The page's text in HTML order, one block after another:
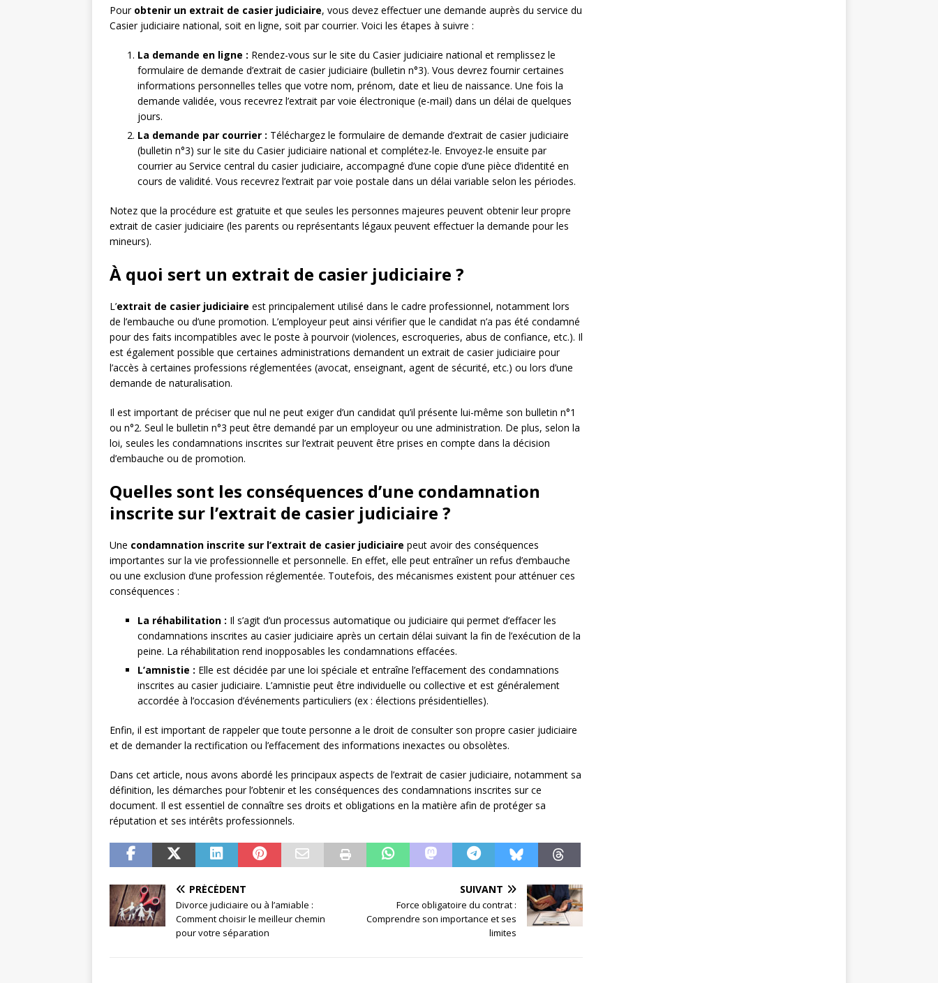
Pour obtenir un extrait de casier judiciaire, vous devez effectuer une demande auprès du service du
Casier judiciaire national, soit en ligne, soit par courrier. Voici les étapes à suivre :
La demande en ligne : Rendez-vous sur le site du Casier judiciaire national et remplissez le
formulaire de demande d’extrait de casier judiciaire (bulletin n°3). Vous devrez fournir certaines
informations personnelles telles que votre nom, prénom, date et lieu de naissance. Une fois la
demande validée, vous recevrez l’extrait par voie électronique (e-mail) dans un délai de quelques
jours.
La demande par courrier : Téléchargez le formulaire de demande d’extrait de casier judiciaire
(bulletin n°3) sur le site du Casier judiciaire national et complétez-le. Envoyez-le ensuite par
courrier au Service central du casier judiciaire, accompagné d’une copie d’une pièce d’identité en
cours de validité. Vous recevrez l’extrait par voie postale dans un délai variable selon les périodes.
Notez que la procédure est gratuite et que seules les personnes majeures peuvent obtenir leur propre
extrait de casier judiciaire (les parents ou représentants légaux peuvent effectuer la demande pour les
mineurs).
À quoi sert un extrait de casier judiciaire ?
L’extrait de casier judiciaire est principalement utilisé dans le cadre professionnel, notamment lors
de l’embauche ou d’une promotion. L’employeur peut ainsi vérifier que le candidat n’a pas été condamné
pour des faits incompatibles avec le poste à pourvoir (violences, escroqueries, abus de confiance, etc.). Il
est également possible que certaines administrations demandent un extrait de casier judiciaire pour
l’accès à certaines professions réglementées (avocat, enseignant, agent de sécurité, etc.) ou lors d’une
demande de naturalisation.
Il est important de préciser que nul ne peut exiger d’un candidat qu’il présente lui-même son bulletin n°1
ou n°2. Seul le bulletin n°3 peut être demandé par un employeur ou une administration. De plus, selon la
loi, seules les condamnations inscrites sur l’extrait peuvent être prises en compte dans la décision
d’embauche ou de promotion.
Quelles sont les conséquences d’une condamnation
inscrite sur l’extrait de casier judiciaire ?
Une condamnation inscrite sur l’extrait de casier judiciaire peut avoir des conséquences
importantes sur la vie professionnelle et personnelle. En effet, elle peut entraîner un refus d’embauche
ou une exclusion d’une profession réglementée. Toutefois, des mécanismes existent pour atténuer ces
conséquences :
La réhabilitation : Il s’agit d’un processus automatique ou judiciaire qui permet d’effacer les
condamnations inscrites au casier judiciaire après un certain délai suivant la fin de l’exécution de la
peine. La réhabilitation rend inopposables les condamnations effacées.
L’amnistie : Elle est décidée par une loi spéciale et entraîne l’effacement des condamnations
inscrites au casier judiciaire. L’amnistie peut être individuelle ou collective et est généralement
accordée à l’occasion d’événements particuliers (ex : élections présidentielles).
Enfin, il est important de rappeler que toute personne a le droit de consulter son propre casier judiciaire
et de demander la rectification ou l’effacement des informations inexactes ou obsolètes.
Dans cet article, nous avons abordé les principaux aspects de l’extrait de casier judiciaire, notamment sa
définition, les démarches pour l’obtenir et les conséquences des condamnations inscrites sur ce
document. Il est essentiel de connaître ses droits et obligations en la matière afin de protéger sa
réputation et ses intérêts professionnels.
PRÉCÉDENT
Divorce judiciaire ou à l’amiable :
Comment choisir le meilleur chemin
pour votre séparation
SUIVANT
Force obligatoire du contrat :
Comprendre son importance et ses
limites